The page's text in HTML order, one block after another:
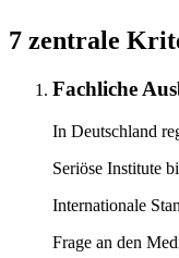
7 zentrale
Fachliche
In Deutschland
Seriöse Institute
Internationale
Frage an den